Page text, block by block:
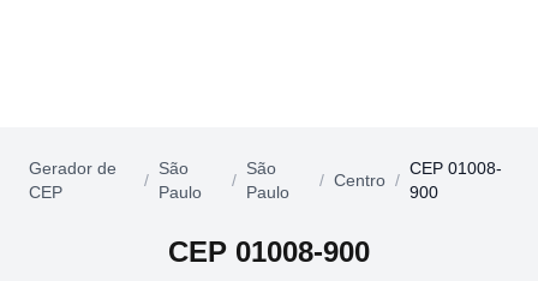
Gerador de
CEP
/
São
Paulo
/
São
Paulo
/ Centro /
CEP 01008-
900
CEP 01008-900